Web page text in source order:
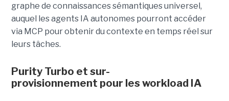
graphe de connaissances sémantiques universel,
auquel les agents IA autonomes pourront accéder
via MCP pour obtenir du contexte en temps réel sur
leurs tâches.
Purity Turbo et sur-
provisionnement pour les workload IA